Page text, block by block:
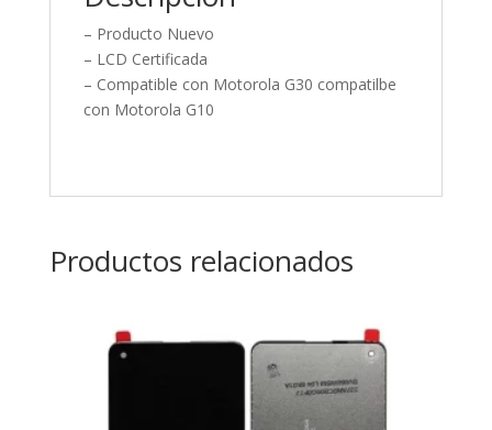
– Producto Nuevo
– LCD Certificada
– Compatible con Motorola G30 compatilbe
con Motorola G10
Productos relacionados